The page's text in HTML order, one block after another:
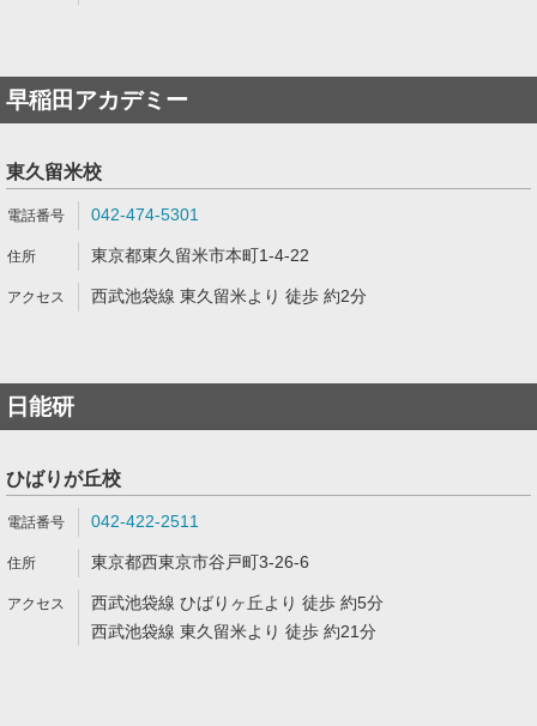
早稲田アカデミー
東久留米校
042-474-5301
東京都東久留米市本町1-4-22
西武池袋線 東久留米より 徒歩 約2分
日能研
ひばりが丘校
042-422-2511
東京都西東京市谷戸町3-26-6
西武池袋線 ひばりヶ丘より 徒歩 約5分
西武池袋線 東久留米より 徒歩 約21分